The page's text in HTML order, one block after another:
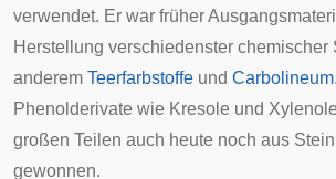
verwendet. Er war früher
Herstellung verschiedenster chemischer
anderem Teerfarbstoffe und Carbolineum.
Phenolderivate wie Kresole und Xylenole
großen Teilen auch heute noch aus
gewonnen.